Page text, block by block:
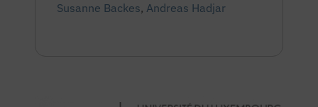
Susanne Backes, Andreas Hadjar